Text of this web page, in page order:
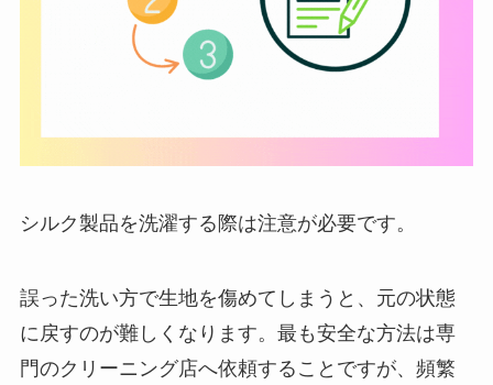
シルク製品を洗濯する際は注意が必要です。
誤った洗い方で生地を傷めてしまうと、元の状態
に戻すのが難しくなります。最も安全な方法は専
門のクリーニング店へ依頼することですが、頻繁